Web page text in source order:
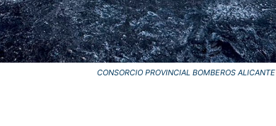
CONSORCIO PROVINCIAL BOMBEROS ALICANTE